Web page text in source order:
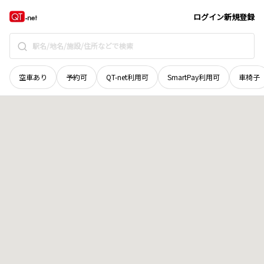
ログイン新規登録
空車あり 予約可 QT-net利用可 SmartPay利用可 車椅子
高知県